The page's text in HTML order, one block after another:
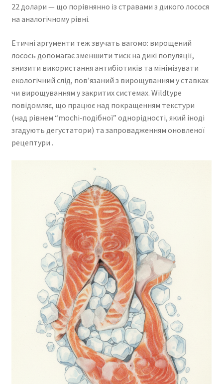
22 долари — що порівнянно із стравами з дикого лосося
на аналогічному рівні.
Етичні аргументи теж звучать вагомо: вирощений
лосось допомагає зменшити тиск на дикі популяції,
знизити використання антибіотиків та мінімізувати
екологічний слід, пов’язаний з вирощуванням у ставках
чи вирощуванням у закритих системах. Wildtype
повідомляє, що працює над покращенням текстури
(над рівнем “mochi‑подібної” однорідності, який іноді
згадують дегустатори) та запровадженням оновленої
рецептури .